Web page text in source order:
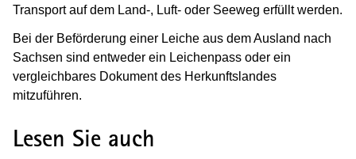
Transport auf dem Land-, Luft- oder Seeweg erfüllt werden.
Bei der Beförderung einer Leiche aus dem Ausland nach
Sachsen sind entweder ein Leichenpass oder ein
vergleichbares Dokument des Herkunftslandes
mitzuführen.
Lesen Sie auch